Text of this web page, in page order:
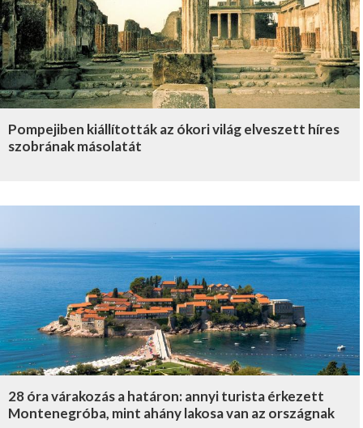
Pompejiben kiállították az ókori világ elveszett híres
szobrának másolatát
28 óra várakozás a határon: annyi turista érkezett
Montenegróba, mint ahány lakosa van az országnak